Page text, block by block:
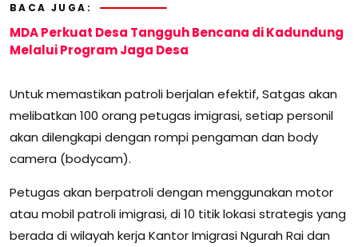
BACA JUGA:
MDA Perkuat Desa Tangguh Bencana di Kadundung
Melalui Program Jaga Desa
Untuk memastikan patroli berjalan efektif, Satgas akan
melibatkan 100 orang petugas imigrasi, setiap personil
akan dilengkapi dengan rompi pengaman dan body
camera (bodycam).
Petugas akan berpatroli dengan menggunakan motor
atau mobil patroli imigrasi, di 10 titik lokasi strategis yang
berada di wilayah kerja Kantor Imigrasi Ngurah Rai dan